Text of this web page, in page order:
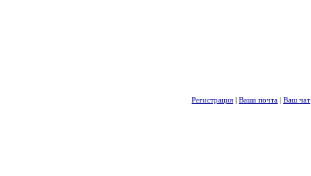
Регистрация | Ваша почта | Ваш чат